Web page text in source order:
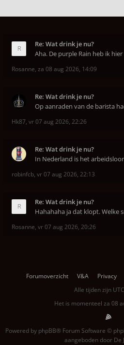
Re: Wat drink je nu?
Aha. De purple Rain heb ik
Rosanne, za 08 aug 2026, 14:09
Re: Wat drink je nu?
Op aanraden van de barista
Hk87, vr 07 aug 2026, 22:26
Re: Wat drink je nu?
In Nederland is het
robinfcb, vr 07 aug 2026, 22:13
Re: Wat drink je nu?
Hahahaha ja dat klopt. Welke
Rosanne, vr 07 aug 2026, 20:26
Forumoverzicht V&A Privacy
Alle tijden zijn
Het is momenteel za 08
Powered by phpBB® Forum Software ©
aangeboden door De